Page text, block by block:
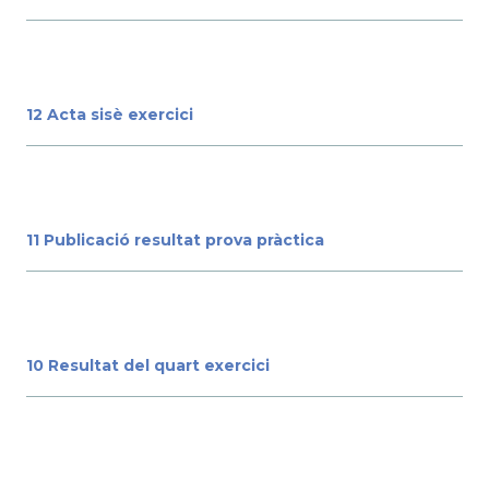
12 Acta sisè exercici
11 Publicació resultat prova pràctica
10 Resultat del quart exercici